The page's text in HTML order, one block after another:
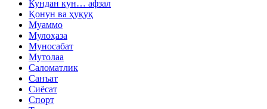
Кундан кун… афзал
Қонун ва ҳуқуқ
Муаммо
Мулоҳаза
Муносабат
Мутолаа
Саломатлик
Санъат
Сиёсат
Спорт